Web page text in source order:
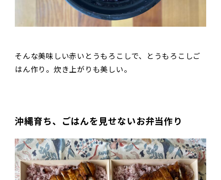
そんな美味しい赤いとうもろこしで、とうもろこしご
はん作り。炊き上がりも美しい。
沖縄育ち、ごはんを見せないお弁当作り